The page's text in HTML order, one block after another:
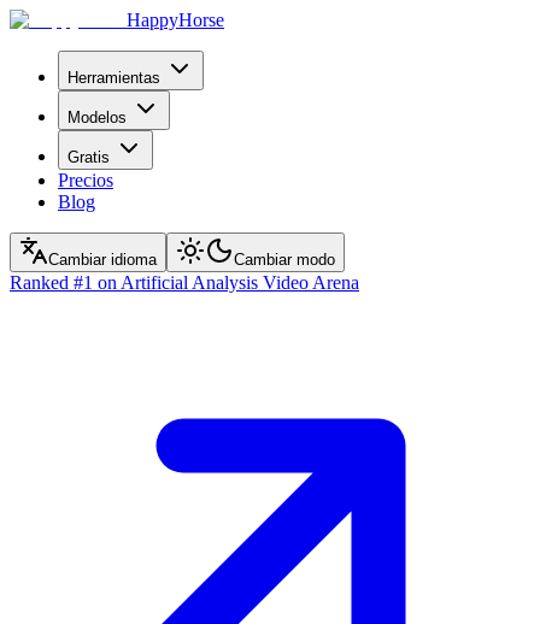
HappyHorse
Herramientas
Modelos
Gratis
Precios
Blog
Cambiar idioma Cambiar modo
Ranked #1 on Artificial Analysis Video Arena